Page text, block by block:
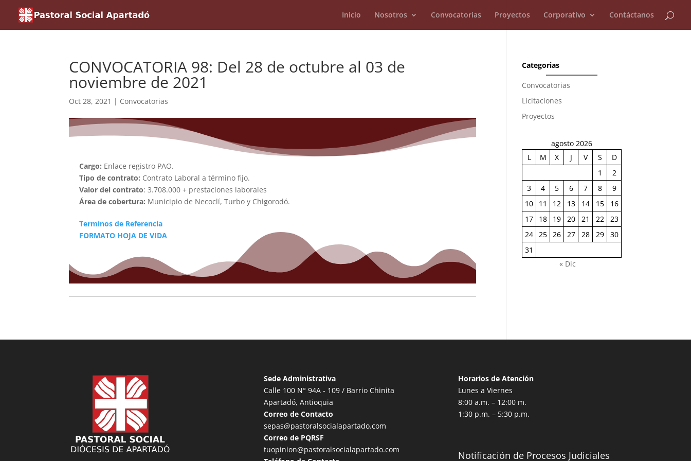
Inicio Nosotros Convocatorias Proyectos Corporativo Contáctanos
CONVOCATORIA 98: Del 28 de octubre al 03 de
noviembre de 2021
Oct 28, 2021 | Convocatorias
Cargo: Enlace registro PAO.
Tipo de contrato: Contrato Laboral a término fijo.
Valor del contrato: 3.708.000 + prestaciones laborales
Área de cobertura: Municipio de Necoclí, Turbo y Chigorodó.
Terminos de Referencia
FORMATO HOJA DE VIDA
Categorias
Convocatorias
Licitaciones
Proyectos
agosto 2026
L
M X J V S
D
1
2
3
4 5 6 7 8
9
10
11 12 13 14 15
16
17
18 19 20 21 22
23
24 25 26 27 28 29
30
31
« Dic
Sede Administrativa
Calle 100 N° 94A - 109 / Barrio Chinita
Apartadó, Antioquia
Correo de Contacto
sepas@pastoralsocialapartado.com
Correo de PQRSF
tuopinion@pastoralsocialapartado.com
Horarios de Atención
Lunes a Viernes
8:00 a.m. – 12:00 m.
1:30 p.m. – 5:30 p.m.
Notificación de Procesos Judiciales